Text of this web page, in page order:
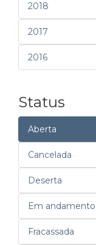
2018
2017
2016
Status
Aberta
Cancelada
Deserta
Em andamento
Fracassada